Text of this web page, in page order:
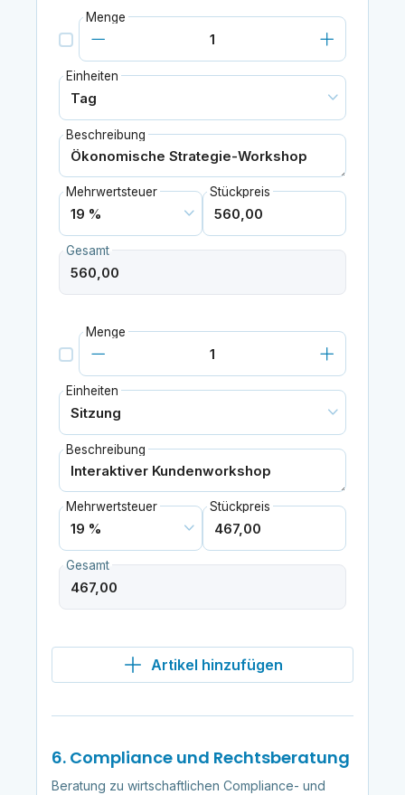
Menge
Einheiten
Beschreibung
Mehrwertsteuer Stückpreis
Gesamt
Menge
Einheiten
Beschreibung
Mehrwertsteuer Stückpreis
Gesamt
Artikel hinzufügen
6. Compliance und Rechtsberatung
Beratung zu wirtschaftlichen Compliance- und